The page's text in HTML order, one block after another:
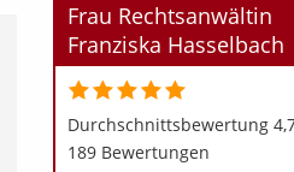
Frau Rechtsanwältin
Franziska Hasselbach
Durchschnittsbewertung
189 Bewertungen